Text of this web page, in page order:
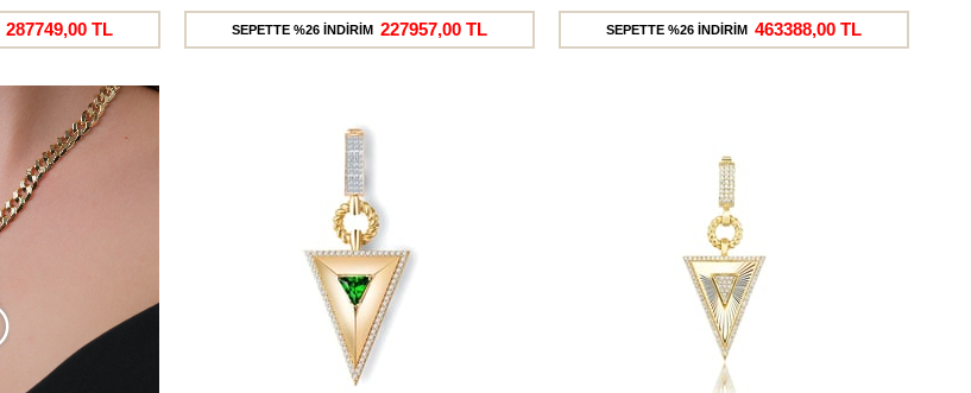
287749,00 TL SEPETTE %26 İNDİRİM 227957,00 TL SEPETTE %26 İNDİRİM 463388,00 TL
Ücretsiz